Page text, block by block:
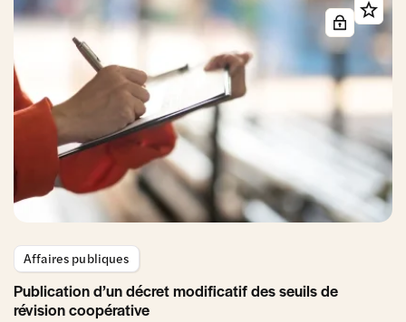
Affaires publiques
Publication d’un décret modificatif des seuils de
révision coopérative